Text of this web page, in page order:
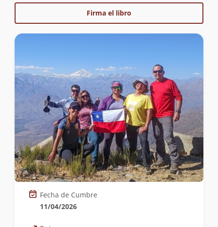
Firma el libro
Fecha de Cumbre
11/04/2026